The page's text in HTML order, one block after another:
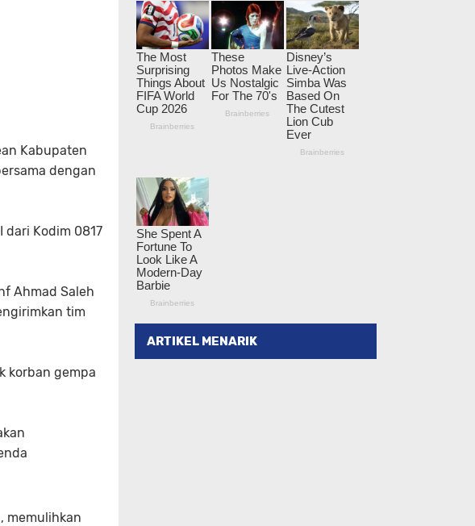
Kabupaten
dengan
dari Kodim 0817
Ahmad Saleh
tim
korban gempa
memulihkan
ARTIKEL MENARIK